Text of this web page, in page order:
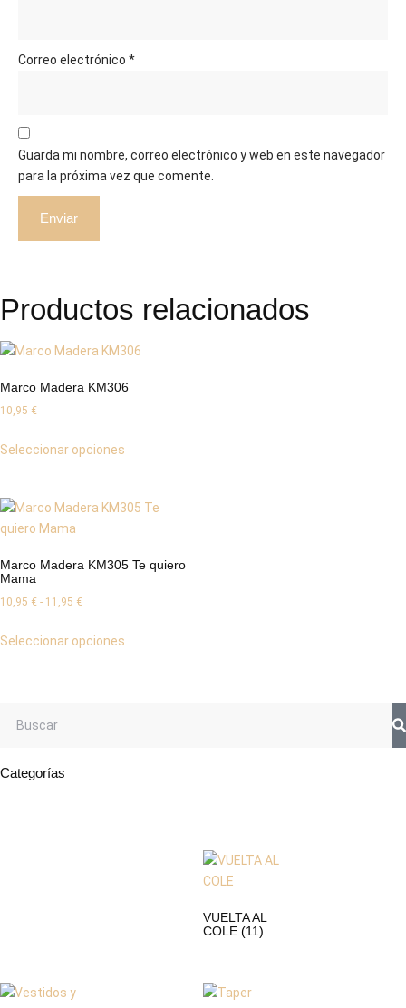
Correo electrónico *
Guarda mi nombre, correo electrónico y web en este navegador
para la próxima vez que comente.
Productos relacionados
Marco Madera KM306
10,95 €
Seleccionar opciones
Marco Madera KM305 Te quiero
Mama
10,95 € - 11,95 €
Seleccionar opciones
Categorías
VUELTA AL
COLE (11)